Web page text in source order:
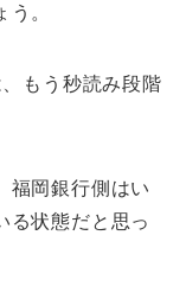
。
もう秒読み段階
福岡銀行側はい
る状態だと思っ